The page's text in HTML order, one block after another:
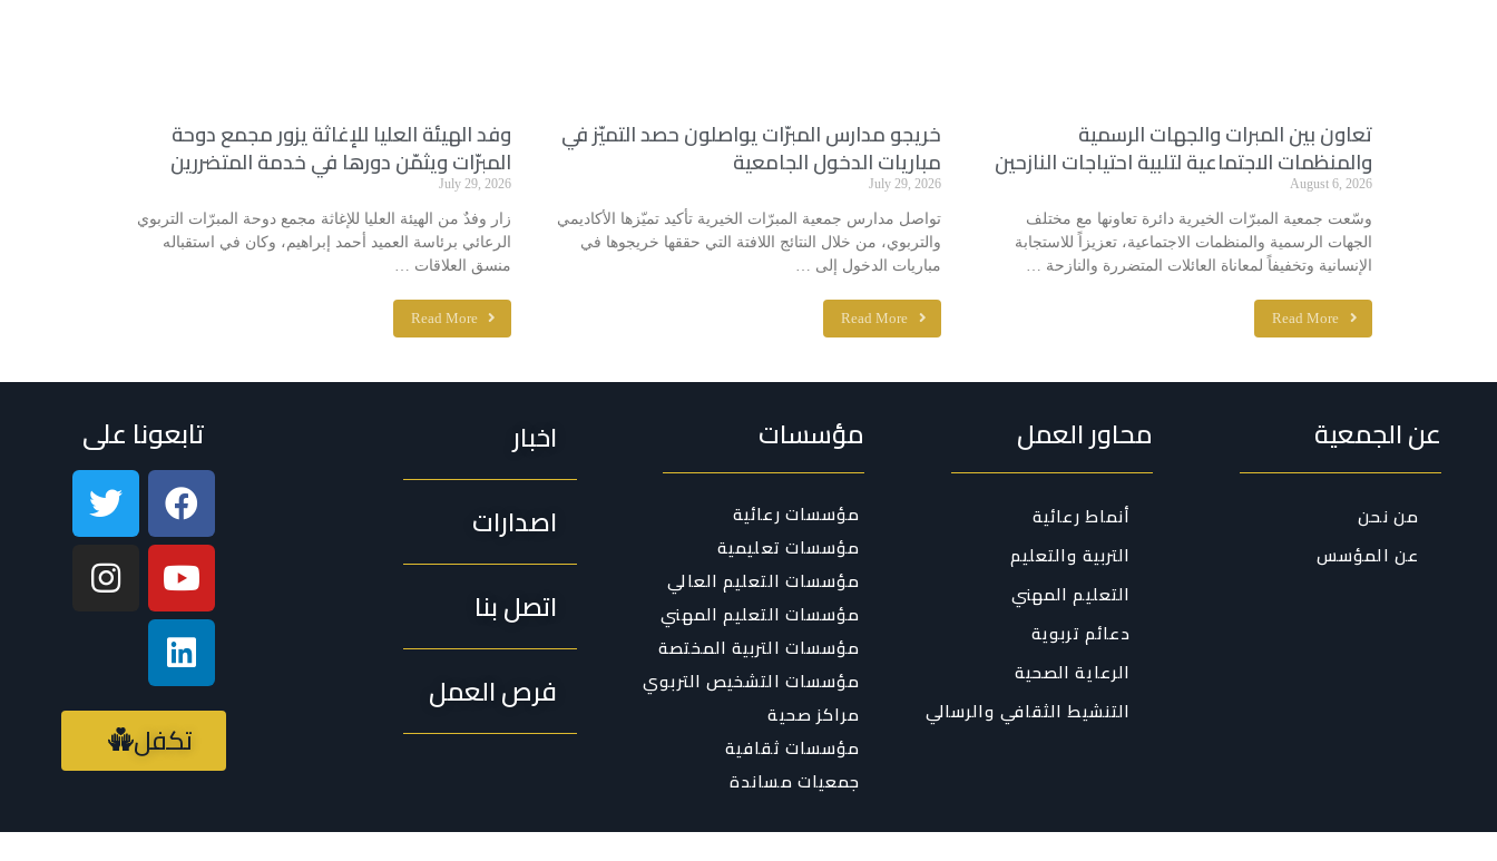
تعاون بين المبرات والجهات الرسمية
والمنظمات الاجتماعية لتلبية احتياجات النازحين
August 6, 2026
وسّعت جمعية المبرّات الخيرية دائرة تعاونها مع مختلف
الجهات الرسمية والمنظمات الاجتماعية، تعزيزاً للاستجابة
الإنسانية وتخفيفاً لمعاناة العائلات المتضررة والنازحة …
Read More
خريجو مدارس المبرّات يواصلون حصد التميّز في
مباريات الدخول الجامعية
July 29, 2026
تواصل مدارس جمعية المبرّات الخيرية تأكيد تميّزها الأكاديمي
والتربوي، من خلال النتائج اللافتة التي حققها خريجوها في
مباريات الدخول إلى …
Read More
وفد الهيئة العليا للإغاثة يزور مجمع دوحة
المبرّات ويثمّن دورها في خدمة المتضررين
July 29, 2026
زار وفدٌ من الهيئة العليا للإغاثة مجمع دوحة المبرّات التربوي
الرعائي برئاسة العميد أحمد إبراهيم، وكان في استقباله
منسق العلاقات …
Read More
عن الجمعية
من نحن
عن المؤسس
محاور العمل
أنماط رعائية
التربية والتعليم
التعليم المهني
دعائم تربوية
الرعاية الصحية
التنشيط الثقافي والرسالي
مؤسسات
مؤسسات رعائية
مؤسسات تعليمية
مؤسسات التعليم العالي
مؤسسات التعليم المهني
مؤسسات التربية المختصة
مؤسسات التشخيص التربوي
مراكز صحية
مؤسسات ثقافية
جمعيات مساندة
اخبار
اصدارات
اتصل بنا
فرص العمل
تابعونا على
تكفل